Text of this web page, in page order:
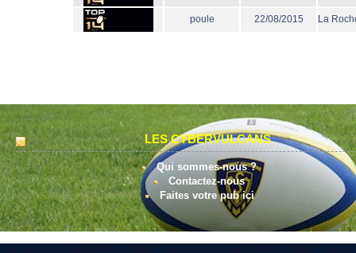
poule 22/08/2015 La
LES CYBERVULCANS
Qui sommes-nous ?
Contactez-nous
Faites votre pub ici